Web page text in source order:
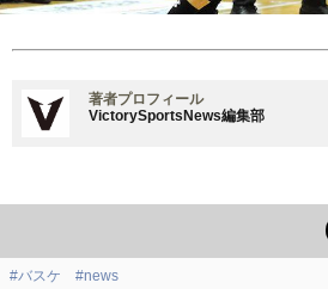
著者プロフィール
VictorySportsNews編集部
#バスケ #news